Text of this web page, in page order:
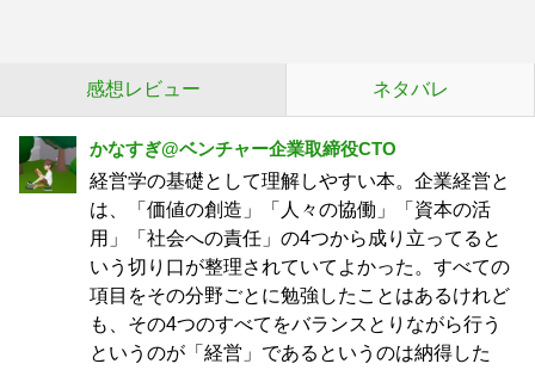
感想レビュー ネタバレ
かなすぎ@ベンチャー企業取締役CTO
経営学の基礎として理解しやすい本。企業経営と
は、「価値の創造」「人々の協働」「資本の活
用」「社会への責任」の4つから成り立ってると
いう切り口が整理されていてよかった。すべての
項目をその分野ごとに勉強したことはあるけれど
も、その4つのすべてをバランスとりながら行う
というのが「経営」であるというのは納得した